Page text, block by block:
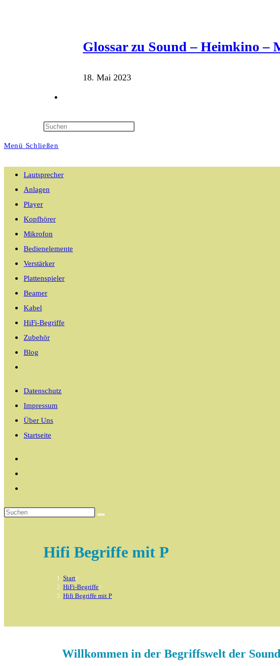
Glossar zu Sound – Heimkino –
18. Mai 2023
Suche
Menü Schließen
Lautsprecher
Anlagen
Player
Kopfhörer
Mikrofon
Bedienelemente
Verstärker
Plattenspieler
Beamer
Kabel
HiFi-Begriffe
Zubehör
Blog
umschalten
Datenschutz
Impressum
Über Uns
Startseite
Hifi Begriffe mit P
Start>
HiFi-Begriffe>
Hifi Begriffe mit P
Willkommen in der Begriffswelt der